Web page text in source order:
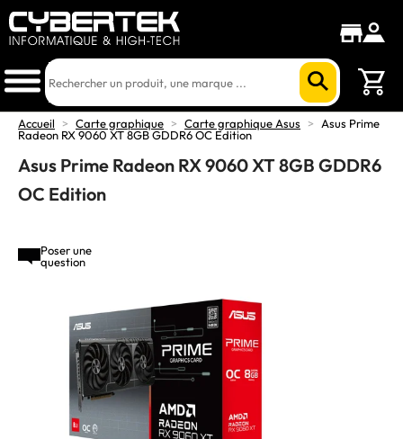
Accueil > Carte graphique > Carte graphique Asus >
Asus Prime
Radeon RX 9060 XT 8GB GDDR6 OC Edition
Asus Prime Radeon RX 9060 XT 8GB GDDR6
OC Edition
Poser une
question